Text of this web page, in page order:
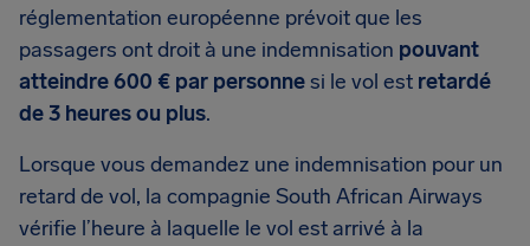
réglementation européenne prévoit que les
passagers ont droit à une indemnisation pouvant
atteindre 600 € par personnesi le vol est retardé
de 3 heures ou plus.
Lorsque vous demandez une indemnisation pour un
retard de vol, la compagnie South African Airways
vérifie l’heure à laquelle le vol est arrivé à la